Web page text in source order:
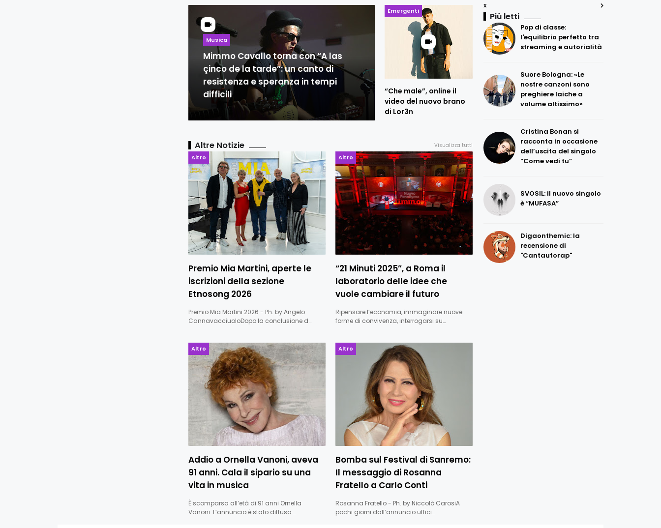
Musica
Mimmo Cavallo torna con “A las
çinco de la tarde”: un canto di
resistenza e speranza in tempi
difficili
Emergenti
“Che male”, online il
video del nuovo brano
di Lor3n
Altre Notizie Visualizza tutti
Altro
Premio Mia Martini, aperte le
iscrizioni della sezione
Etnosong 2026
Premio Mia Martini 2026 - Ph. by Angelo
CannavacciuoloDopo la conclusione d…
Altro
“21 Minuti 2025”, a Roma il
laboratorio delle idee che
vuole cambiare il futuro
Ripensare l’economia, immaginare nuove
forme di convivenza, interrogarsi su…
Altro
Addio a Ornella Vanoni, aveva
91 anni. Cala il sipario su una
vita in musica
È scomparsa all’età di 91 anni Ornella
Vanoni. L’annuncio è stato diffuso …
Altro
Bomba sul Festival di Sanremo:
Il messaggio di Rosanna
Fratello a Carlo Conti
Rosanna Fratello - Ph. by Niccolò CarosiA
pochi giorni dall’annuncio uffici…
x
Più letti
Pop di classe:
l'equilibrio perfetto tra
streaming e autorialità
Suore Bologna: «Le
nostre canzoni sono
preghiere laiche a
volume altissimo»
Cristina Bonan si
racconta in occasione
dell’uscita del singolo
“Come vedi tu”
SVOSIL: il nuovo singolo
è “MUFASA”
Digaonthemic: la
recensione di
"Cantautorap"